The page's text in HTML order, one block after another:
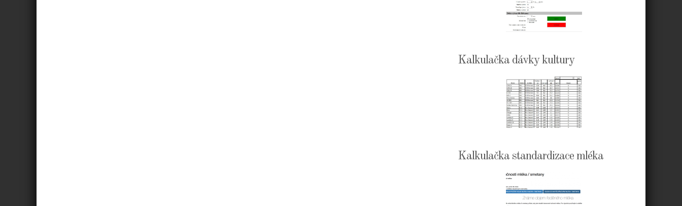
Kalkulačka dávky kultury
Kalkulačka standardizace mléka